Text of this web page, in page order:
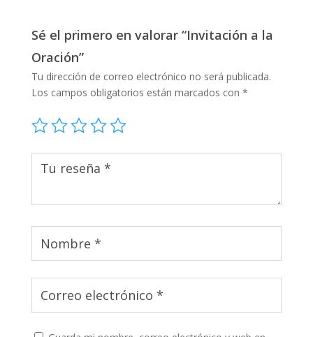
Sé el primero en valorar “Invitación a la
Oración”
Tu dirección de correo electrónico no será publicada.
Los campos obligatorios están marcados con *